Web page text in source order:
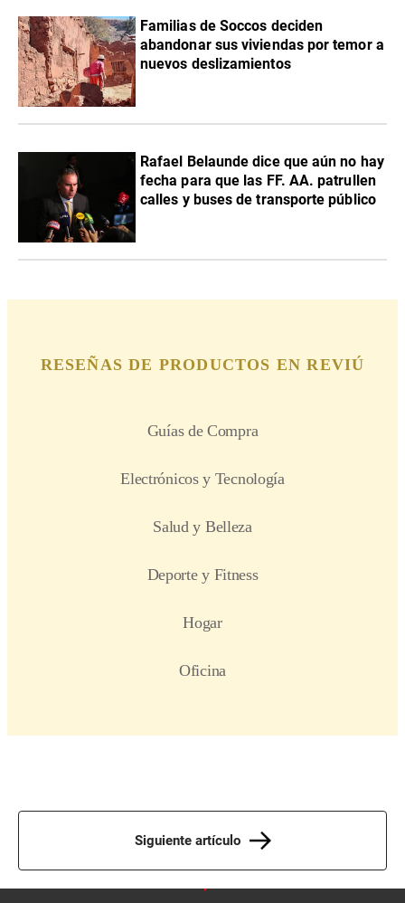
Familias de Soccos deciden
abandonar sus viviendas por temor a
nuevos deslizamientos
Rafael Belaunde dice que aún no hay
fecha para que las FF. AA. patrullen
calles y buses de transporte público
Siguiente artículo